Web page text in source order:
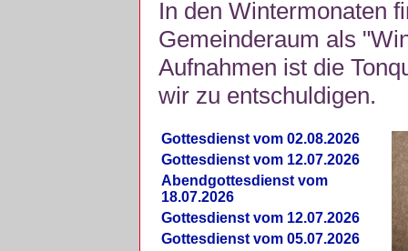
In den Wintermonaten
Gemeinderaum als
Aufnahmen ist die
wir zu entschuldigen.
Gottesdienst vom 02.08.2026
Gottesdienst vom 12.07.2026
Abendgottesdienst vom
18.07.2026
Gottesdienst vom 12.07.2026
Gottesdienst vom 05.07.2026